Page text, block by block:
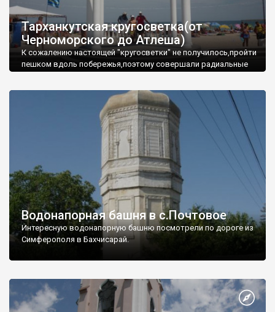
Тарханкутская кругосветка(от
Черноморского до Атлеша)
К сожалению настоящей "кругосветки" не получилось,пройти
пешком вдоль побережья,поэтому совершали радиальные
Водонапорная башня в с.Почтовое
Интересную водонапорную башню посмотрели по дороге из
Симферополя в Бахчисарай.